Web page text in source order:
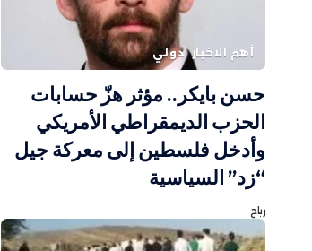
أهم الاخبار دولي
حسن بايكر.. مؤثر هزّ حسابات
الحزب الديمقراطي الأمريكي
وأدخل فلسطين إلى معركة جيل
“زد” السياسية
رباح